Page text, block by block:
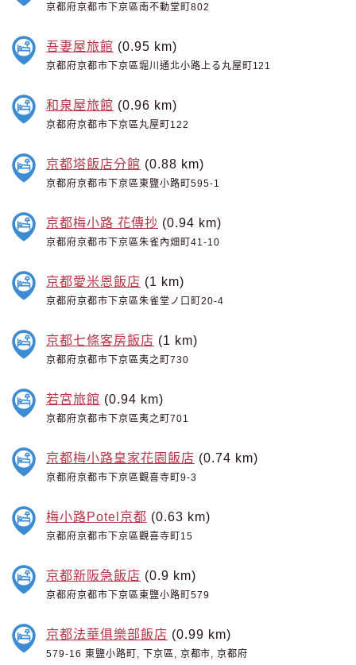
京都府京都市下京區南不動堂町802
吾妻屋旅館 (0.95 km)
京都府京都市下京區堀川通北小路上る丸屋町121
和泉屋旅館 (0.96 km)
京都府京都市下京區丸屋町122
京都塔飯店分館 (0.88 km)
京都府京都市下京區東鹽小路町595-1
京都梅小路 花傳抄 (0.94 km)
京都府京都市下京區朱雀內畑町41-10
京都愛米恩飯店 (1 km)
京都府京都市下京區朱雀堂ノ口町20-4
京都七條客房飯店 (1 km)
京都府京都市下京區夷之町730
若宮旅館 (0.94 km)
京都府京都市下京區夷之町701
京都梅小路皇家花園飯店 (0.74 km)
京都府京都市下京區觀喜寺町9-3
梅小路Potel京都 (0.63 km)
京都府京都市下京區觀喜寺町15
京都新阪急飯店 (0.9 km)
京都府京都市下京區東鹽小路町579
京都法華俱樂部飯店 (0.99 km)
579-16 東鹽小路町, 下京區, 京都市, 京都府